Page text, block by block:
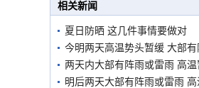
相关新闻
夏日防晒 这几件事情要做对
今明两天高温势头暂缓 大部有
两天内大部有阵雨或雷雨 高
明后两天大部有阵雨或雷雨